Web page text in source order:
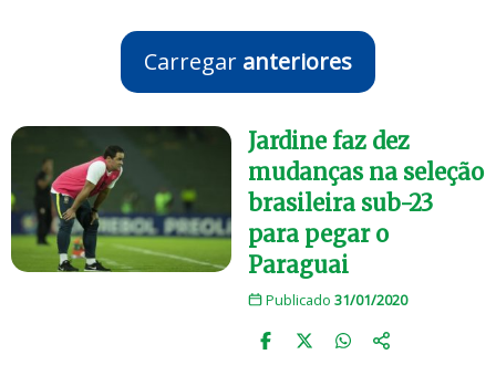
Carregar anteriores
Jardine faz dez
mudanças na seleção
brasileira sub-23
para pegar o
Paraguai
Publicado 31/01/2020